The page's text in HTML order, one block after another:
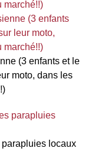
(3 enfants et le
moto, dans les
parapluies locaux